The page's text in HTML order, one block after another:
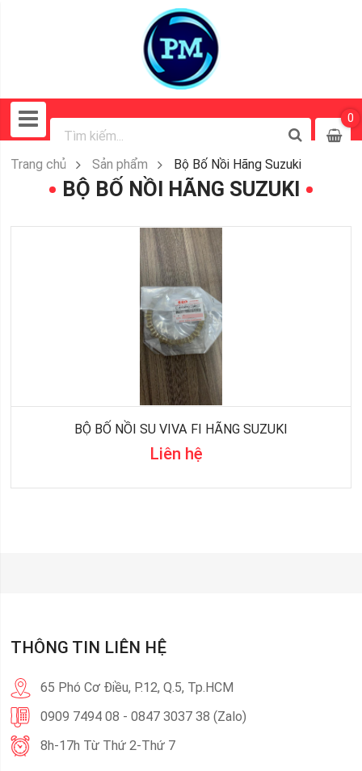
0
Trang chủ Sản phẩm Bộ Bố Nồi Hãng Suzuki
BỘ BỐ NỒI HÃNG SUZUKI
BỘ BỐ NỒI SU VIVA FI HÃNG SUZUKI
Liên hệ
THÔNG TIN LIÊN HỆ
65 Phó Cơ Điều, P.12, Q.5, Tp.HCM
0909 7494 08 - 0847 3037 38 (Zalo)
8h-17h Từ Thứ 2-Thứ 7